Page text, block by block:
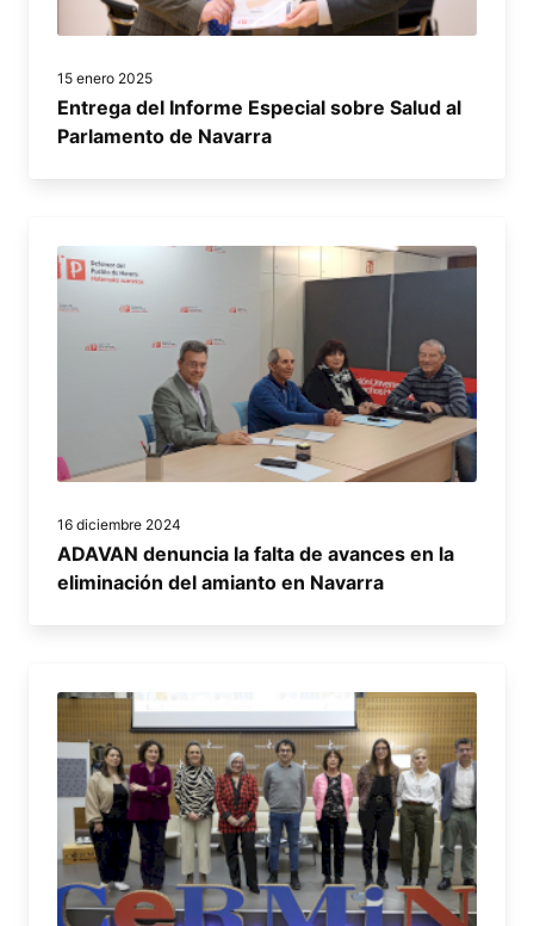
15 enero 2025
Entrega del Informe Especial sobre Salud al
Parlamento de Navarra
16 diciembre 2024
ADAVAN denuncia la falta de avances en la
eliminación del amianto en Navarra